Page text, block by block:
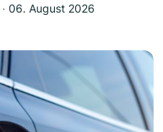
‧ 06. August 2026